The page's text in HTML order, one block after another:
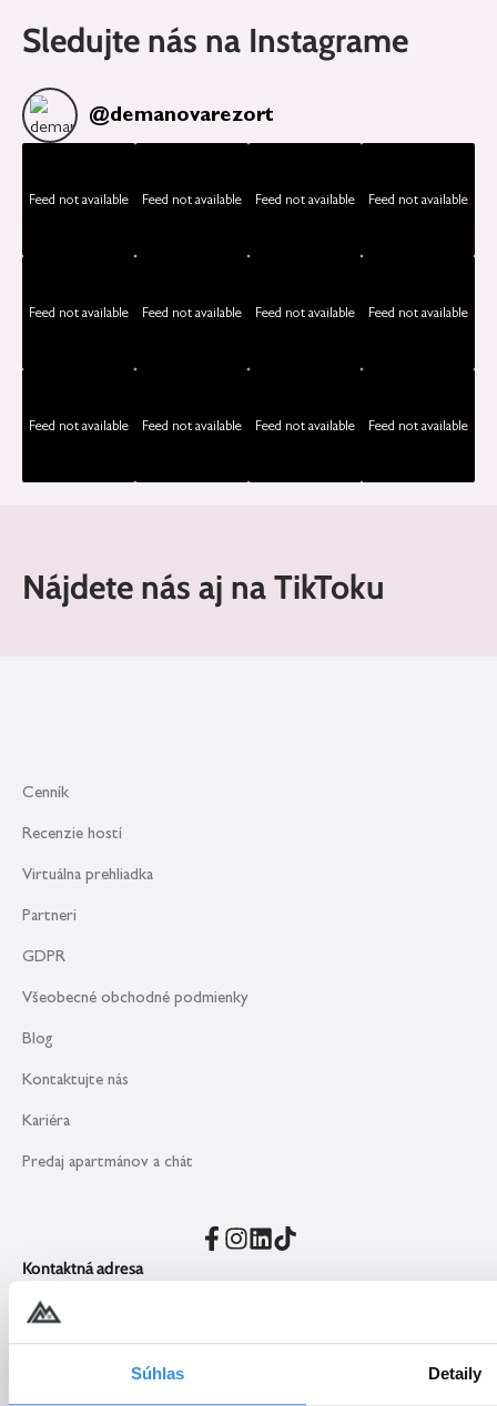
Súhlas Detaily
Sledujte nás na Instagrame
@demanovarezort
Feed not available Feed not available Feed not available Feed not available
Feed not available Feed not available Feed not available Feed not available
Feed not available Feed not available Feed not available Feed not available
Nájdete nás aj na TikToku
Cenník
Recenzie hostí
Virtuálna prehliadka
Partneri
GDPR
Všeobecné obchodné podmienky
Blog
Kontaktujte nás
Kariéra
Predaj apartmánov a chát
Kontaktná adresa
Demänová Rezort
031 01 Liptovský Mikuláš